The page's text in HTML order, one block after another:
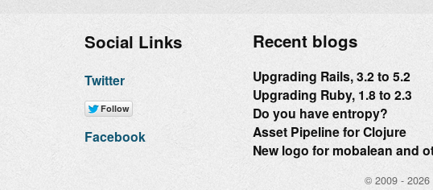
Social Links
Twitter
Facebook
Recent blogs
Upgrading Rails, 3.2 to 5.2
Upgrading Ruby, 1.8 to 2.3
Do you have entropy?
Asset Pipeline for Clojure
New logo for mobalean and
© 2009 - 2026